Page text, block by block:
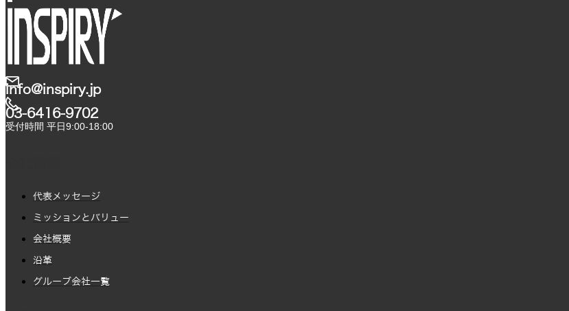
info@inspiry.jp
03-6416-9702​
受付時間 平日9:00-18:00
代表メッセージ
ミッションとバリュー
会社概要
沿革
グループ会社一覧